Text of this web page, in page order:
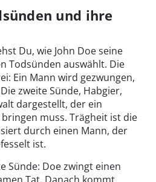
und ihre
Du, wie John Doe seine
Todsünden auswählt. Die
Ein Mann wird gezwungen,
zweite Sünde, Habgier,
dargestellt, der ein
muss. Trägheit ist die
durch einen Mann, der
ist.
Sünde: Doe zwingt einen